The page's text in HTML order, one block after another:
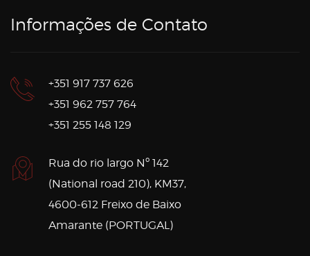
Informações de Contato
+351 917 737 626
+351 962 757 764
+351 255 148 129
Rua do rio largo Nº 142
(National road 210), KM37,
4600-612 Freixo de Baixo
Amarante (PORTUGAL)